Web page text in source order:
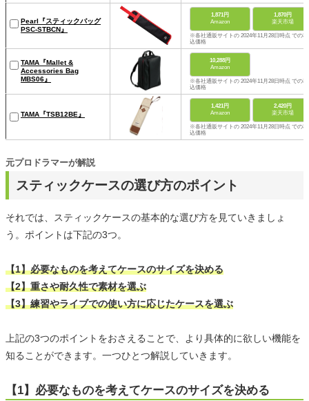
Pearl『スティックバッグ
PSC-STBCN』
1,871円
Amazon
1,870円
楽天市場
※各社通販サイトの 2024年11月28日時点 での税
込価格
TAMA『Mallet &
Accessories Bag
MBS06』
10,288円
Amazon
※各社通販サイトの 2024年11月28日時点 での税
込価格
TAMA『TSB12BE』
1,421円
Amazon
2,420円
楽天市場
※各社通販サイトの 2024年11月28日時点 での税
込価格
スティックケースの選び方のポイント
元プロドラマーが解説
それでは、スティックケースの基本的な選び方を見ていきましょ
う。ポイントは下記の3つ。
【1】必要なものを考えてケースのサイズを決める
【2】重さや耐久性で素材を選ぶ
【3】練習やライブでの使い方に応じたケースを選ぶ
上記の3つのポイントをおさえることで、より具体的に欲しい機能を
知ることができます。一つひとつ解説していきます。
【1】必要なものを考えてケースのサイズを決める